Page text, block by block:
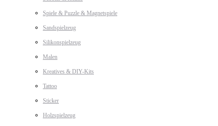
Spiele & Puzzle & Magnetspiele
Sandspielzeug
Silikonspielzeug
Malen
Kreatives & DIY-Kits
Tattoo
Sticker
Holzspielzeug